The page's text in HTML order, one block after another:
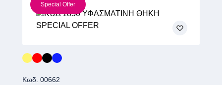
Special Offer
Κωδ. 00662